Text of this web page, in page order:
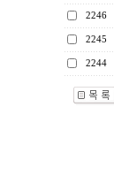
2246
2245
2244